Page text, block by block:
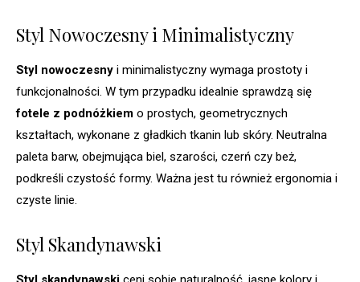
Styl Nowoczesny i Minimalistyczny
Styl nowoczesny i minimalistyczny wymaga prostoty i
funkcjonalności. W tym przypadku idealnie sprawdzą się
fotele z podnóżkiem o prostych, geometrycznych
kształtach, wykonane z gładkich tkanin lub skóry. Neutralna
paleta barw, obejmująca biel, szarości, czerń czy beż,
podkreśli czystość formy. Ważna jest tu również ergonomia i
czyste linie.
Styl Skandynawski